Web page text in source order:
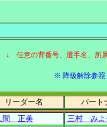
↓ 任意の背番号、選手名、所
※ 降級解除参照
リーダー名
パート
間 正美
三村 みよ